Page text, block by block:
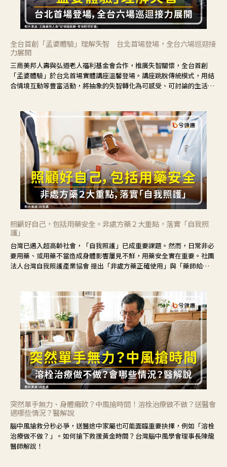
全台首創「孟婆體驗」理解失智 台北首場登場，全台六場巡迴接
力展開
三商美邦人壽與弘道老人福利基金會合作，推廣失智關懷，全台首創
「孟婆體驗」於台北首場實體講座溫馨登場。講座跳脫傳統模式，用結
合情境互動等豐富活動，將抽象的失智轉化為可感受、可討論的生活情
照顧好自己，包括用藥安全。非處方藥２大重點，落實「自我照
護」
台灣已邁入超高齡社會，「自我照護」已成重要課題。然而，日常非必
要用藥、或用藥不當造成身體影響屢見不鮮，用藥安全實在重要。社團
法人台灣自我照護產業協會 提出「非處方藥正確使用」與「藥師給
突然單手無力、身體癱軟？中風搶時間！溶栓治療做不做？送醫會
遇哪些情況？醫解說
腦中風搶救分秒必爭，送醫途中家屬也可能面臨重要抉擇，例如「溶栓
治療做不做？」。如何搶下救援黃金時間？台灣腦中風學會理事長陳龍
醫師解說！